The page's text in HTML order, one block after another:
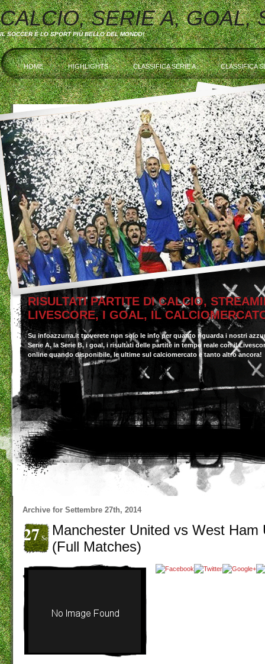
CALCIO, SERIE A, GOAL,
IL SOCCER È LO SPORT PIÙ BELLO DEL MONDO!
HOME HIGHLIGHTS CLASSIFICA SERIE A CLASSIFICA
RISULTATI PARTITE DI CALCIO,
LIVESCORE, I GOAL, IL
Su infoazzurra.it troverete non solo le info per quanto riguarda i nostri
Serie A, la Serie B, i goal, i risultati delle partite in tempo reale con il
online quando disponibile, le ultime sul calciomercato e tanto altro ancora!
Archive for Settembre 27th, 2014
27Set Manchester United vs West Ham
(Full Matches)